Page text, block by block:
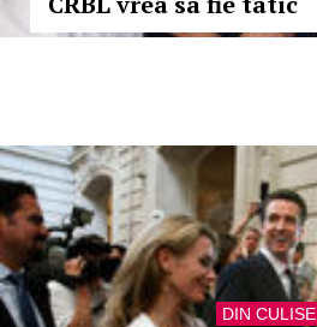
DIN CULISE